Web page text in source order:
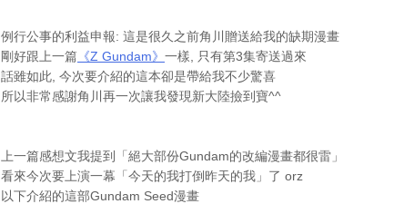
例行公事的利益申報: 這是很久之前角川贈送給我的缺期漫畫
剛好跟上一篇 《Z Gundam》 一樣, 只有第3集寄送過來
話雖如此, 今次要介紹的這本卻是帶給我不少驚喜
所以非常感謝角川再一次讓我發現新大陸撿到寶^^
上一篇感想文我提到「絕大部份Gundam的改編漫畫都很雷」
看來今次要上演一幕「今天的我打倒昨天的我」了 orz
以下介紹的這部Gundam Seed漫畫